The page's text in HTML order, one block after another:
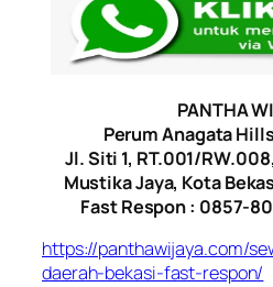
PANTHA
Perum Anagata
Jl. Siti 1, RT.001/
Mustika Jaya, Kota
Fast Respon : 0857-
https://panthawijaya.com/
daerah-bekasi-fast-respon/